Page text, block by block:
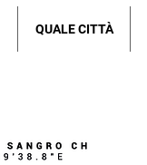
QUALE CITTÀ